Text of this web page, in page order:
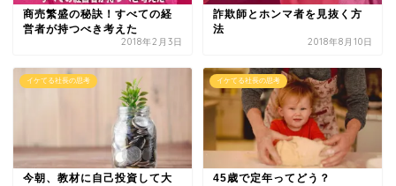
商売繁盛の秘訣！すべての経
営者が持つべき考えた
2018年2月3日
詐欺師とホンマ者を見抜く方
法
2018年8月10日
イケてる社長の思考
今朝、教材に自己投資して大
イケてる社長の思考
45歳で定年ってどう？